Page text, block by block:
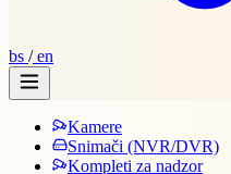
bs /en
Kamere
Snimači (NVR/DVR)
Kompleti za nadzor